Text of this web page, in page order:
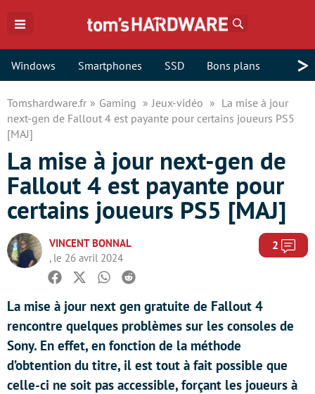
Windows Smartphones SSD Bons plans >
Tomshardware.fr Gaming Jeux-vidéo
La mise à jour
next-gen de Fallout 4 est payante pour certains joueurs PS5
[MAJ]
La mise à jour next-gen de
Fallout 4 est payante pour
certains joueurs PS5 [MAJ]
VINCENT BONNAL
, le 26 avril 2024
2
Facebook
TwitterWhatsapp
Reddit
La mise à jour next gen gratuite de Fallout 4
rencontre quelques problèmes sur les consoles de
Sony. En effet, en fonction de la méthode
d’obtention du titre, il est tout à fait possible que
celle-ci ne soit pas accessible, forçant les joueurs à